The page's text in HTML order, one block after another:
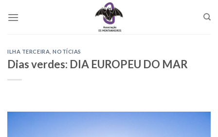
ILHA TERCEIRA ,NOTÍCIAS
Dias verdes: DIA EUROPEU DO MAR